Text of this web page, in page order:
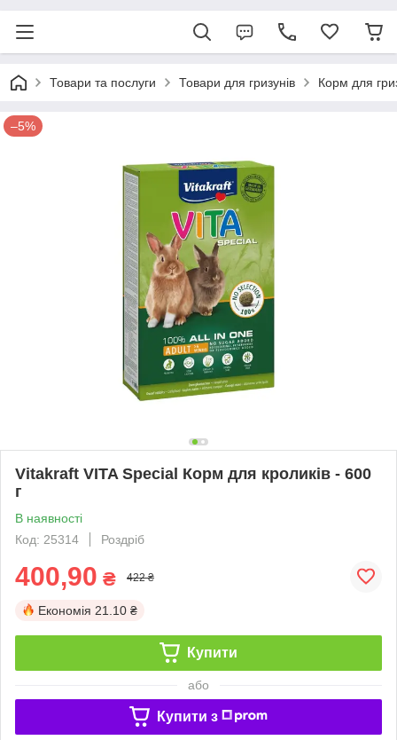
Товари та послуги Товари для гризунів Корм для
–5%
Vitakraft VITA Special Корм для кроликів - 600
г
В наявності
Код: 25314
Роздріб
400,90 ₴ 422 ₴
Економія 21.10 ₴
Купити
або
Купити з